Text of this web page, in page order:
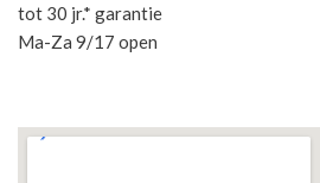
tot 30 jr.* garantie
Ma-Za 9/17 open